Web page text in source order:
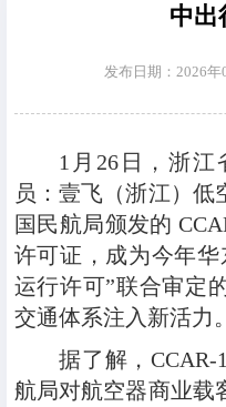
中出
发布日期：2026年
1月26日，浙
员：壹飞（浙江）低
国民航局颁发的
许可证，成为今年
运行许可”联合审定
交通体系注入新活力。
据了解，
航局对航空器商业载